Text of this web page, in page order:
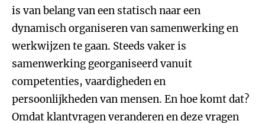
is van belang van een statisch naar een
dynamisch organiseren van samenwerking en
werkwijzen te gaan. Steeds vaker is
samenwerking georganiseerd vanuit
competenties, vaardigheden en
persoonlijkheden van mensen. En hoe komt dat?
Omdat klantvragen veranderen en deze vragen